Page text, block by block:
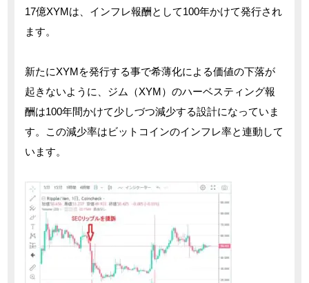
17億XYMは、インフレ報酬として100年かけて発行され
ます。
新たにXYMを発行する事で希薄化による価値の下落が
起きないように、ジム（XYM）のハーベスティング報
酬は100年間かけて少しづつ減少する設計になっていま
す。この減少率はビットコインのインフレ率と連動して
います。